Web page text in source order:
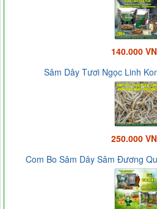
140.000
Sâm Dây Tươi Ngọc Linh
250.000
Com Bo Sâm Dây Sâm Đương